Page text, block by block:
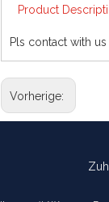
Product
Pls contact with
Vorherige: